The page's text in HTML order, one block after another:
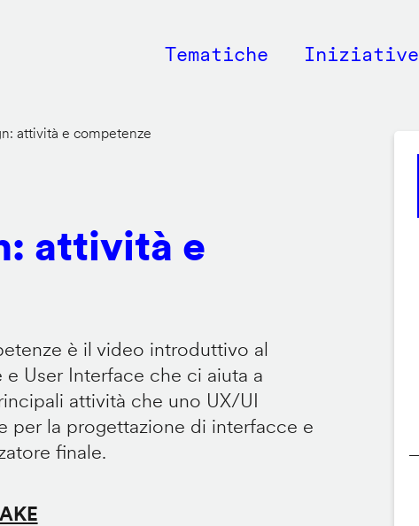
Main
Tematiche Iniziative
attività e competenze
attività e
è il video introduttivo al
User Interface che ci aiuta a
attività che uno UX/UI
per la progettazione di interfacce e
finale.